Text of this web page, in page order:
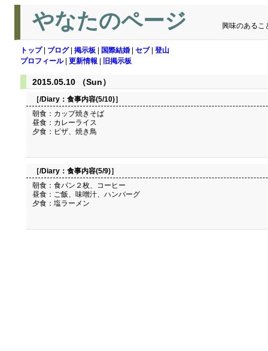
やなたのページ 興味のあるこ
トップ| ブログ| 掲示板 国際結婚 セブ| 登山
プロフィール| 更新情報 旧掲示板
2015.05.10 （Sun）
［/Diary： 食事内容(5/10)］
朝食：カップ焼きそば
昼食：カレーライス
夕食：ピザ、焼き鳥
［/Diary： 食事内容(5/9)］
朝食：食パン２枚、コーヒー
昼食：ご飯、味噌汁、ハンバーグ
夕食：塩ラーメン